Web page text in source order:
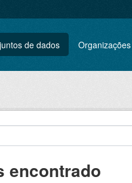
de dados Organizações
encontrado